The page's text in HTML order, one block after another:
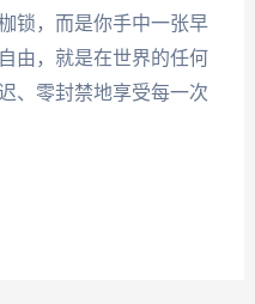
锁，而是你手中一张早
由，就是在世界的任何
、零封禁地享受每一次